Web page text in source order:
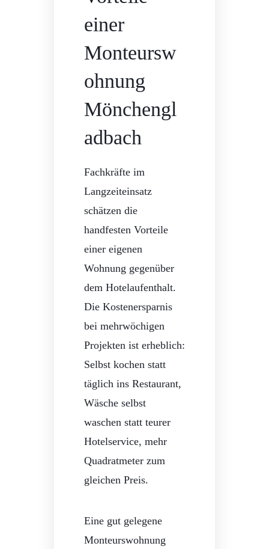
einer
Monteursw
ohnung
Mönchengl
adbach
Fachkräfte im
Langzeiteinsatz
schätzen die
handfesten Vorteile
einer eigenen
Wohnung gegenüber
dem Hotelaufenthalt.
Die Kostenersparnis
bei mehrwöchigen
Projekten ist erheblich:
Selbst kochen statt
täglich ins Restaurant,
Wäsche selbst
waschen statt teurer
Hotelservice, mehr
Quadratmeter zum
gleichen Preis.
Eine gut gelegene
Monteurswohnung